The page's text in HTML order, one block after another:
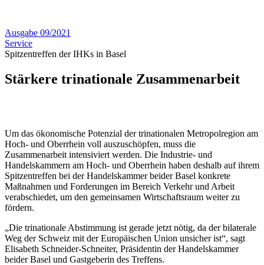
Ausgabe 09/2021
Service
Spitzentreffen der IHKs in Basel
Stärkere trinationale Zusammenarbeit
Um das ökonomische Potenzial der trinationalen Metropolregion am
Hoch- und Oberrhein voll auszuschöpfen, muss die
Zusammenarbeit intensiviert werden. Die Industrie- und
Handelskammern am Hoch- und Oberrhein haben deshalb auf ihrem
Spitzentreffen bei der Handelskammer beider Basel konkrete
Maßnahmen und Forderungen im Bereich Verkehr und Arbeit
verabschiedet, um den gemeinsamen Wirtschaftsraum weiter zu
fördern.
„Die trinationale Abstimmung ist gerade jetzt nötig, da der bilaterale
Weg der Schweiz mit der Europäischen Union unsicher ist“, sagt
Elisabeth Schneider-Schneiter, Präsidentin der Handelskammer
beider Basel und Gastgeberin des Treffens.